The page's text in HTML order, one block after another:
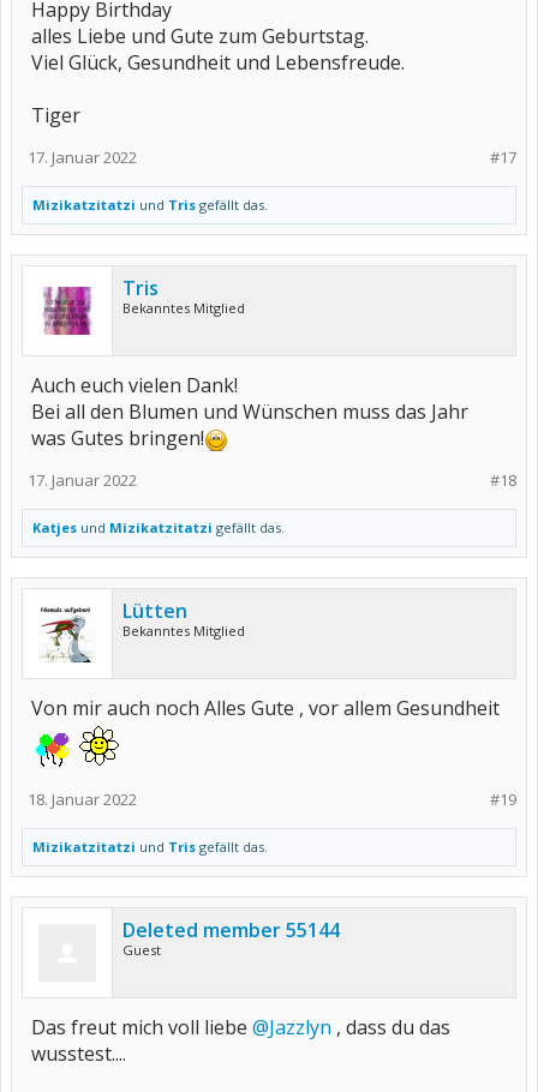
Happy Birthday
alles Liebe und Gute zum Geburtstag.
Viel Glück, Gesundheit und Lebensfreude.
Tiger
#17
17. Januar 2022
Mizikatzitatzi und Tris gefällt das.
Tris
Bekanntes Mitglied
Auch euch vielen Dank!
Bei all den Blumen und Wünschen muss das Jahr
was Gutes bringen!
#18
17. Januar 2022
Katjes und Mizikatzitatzi gefällt das.
Lütten
Bekanntes Mitglied
Von mir auch noch Alles Gute , vor allem Gesundheit
#19
18. Januar 2022
Mizikatzitatzi und Tris gefällt das.
Deleted member 55144
Guest
Das freut mich voll liebe @Jazzlyn , dass du das
wusstest....